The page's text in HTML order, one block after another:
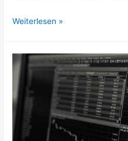
Sozialistische
China,
Kuba
und
Nordkorea
funktionieren
Weiterlesen »